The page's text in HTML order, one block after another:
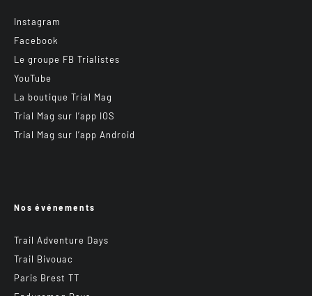
Instagram
Facebook
Le groupe FB Trialistes
YouTube
La boutique Trial Mag
Trial Mag sur l’app IOS
Trial Mag sur l’app Android
Nos événements
Trail Adventure Days
Trail Bivouac
Paris Brest TT